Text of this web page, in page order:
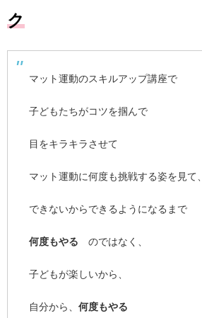
ク
マット運動のスキルアップ講座で
子どもたちがコツを掴んで
目をキラキラさせて
マット運動に何度も挑戦する姿を見て、
できないからできるようになるまで
何度もやる のではなく、
子どもが楽しいから、
自分から、 何度もやる